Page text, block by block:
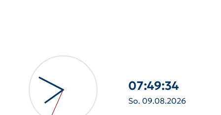
07:49:35
So. 09.08.2026